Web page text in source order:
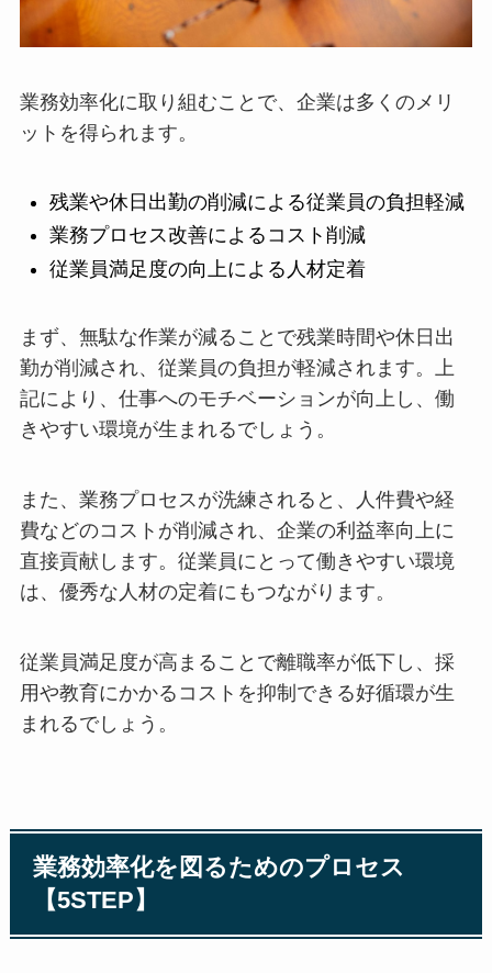
業務効率化に取り組むことで、企業は多くのメリ
ットを得られます。
残業や休日出勤の削減による従業員の負担軽減
業務プロセス改善によるコスト削減
従業員満足度の向上による人材定着
まず、無駄な作業が減ることで残業時間や休日出
勤が削減され、従業員の負担が軽減されます。上
記により、仕事へのモチベーションが向上し、働
きやすい環境が生まれるでしょう。
また、業務プロセスが洗練されると、人件費や経
費などのコストが削減され、企業の利益率向上に
直接貢献します。従業員にとって働きやすい環境
は、優秀な人材の定着にもつながります。
従業員満足度が高まることで離職率が低下し、採
用や教育にかかるコストを抑制できる好循環が生
まれるでしょう。
業務効率化を図るためのプロセス
【5STEP】